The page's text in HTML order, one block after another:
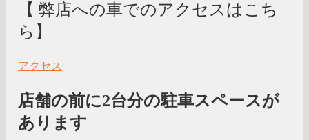
【 弊店への車でのアクセスはこち
ら】
アクセス
店舗の前に2台分の駐車スペースが
あります